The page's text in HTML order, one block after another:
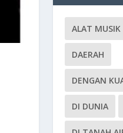
ALAT MUSIK
DAERAH
DENGAN
DI DUNIA